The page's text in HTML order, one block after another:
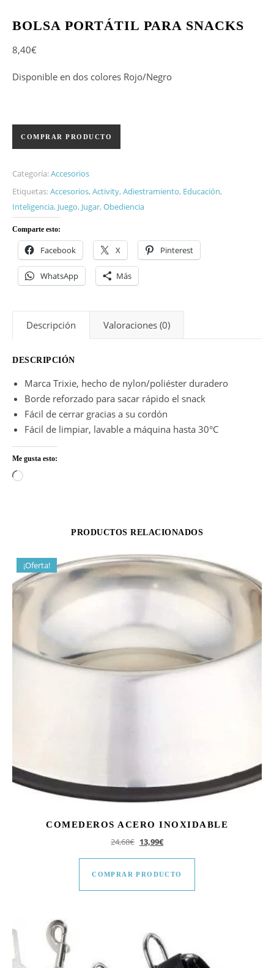
BOLSA PORTÁTIL PARA SNACKS
8,40€
Disponible en dos colores Rojo/Negro
COMPRAR PRODUCTO
Categoría:Accesorios
Etiquetas:Accesorios, Activity, Adiestramiento, Educación,
Inteligencia, Juego, Jugar, Obediencia
Comparte esto:
Facebook X Pinterest
WhatsApp Más
Descripción Valoraciones (0)
DESCRIPCIÓN
Marca Trixie, hecho de nylon/poliéster duradero
Borde reforzado para sacar rápido el snack
Fácil de cerrar gracias a su cordón
Fácil de limpiar, lavable a máquina hasta 30°C
Me gusta esto:
Cargando...
PRODUCTOS RELACIONADOS
¡Oferta!
COMEDEROS ACERO INOXIDABLE
24,68€ El precio original era: 24,68€.
13,99€El precio actual es: 13,99€.
COMPRAR PRODUCTO